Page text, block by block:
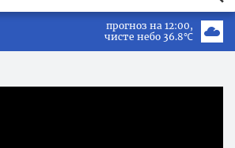
прогноз на 12:00
чисте небо 36.8℃